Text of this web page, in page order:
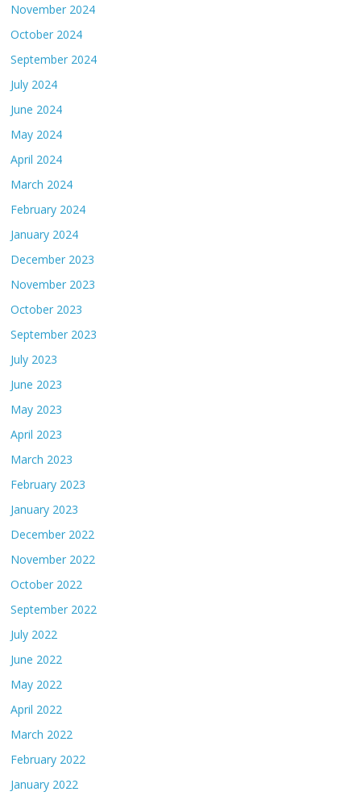
November 2024
October 2024
September 2024
July 2024
June 2024
May 2024
April 2024
March 2024
February 2024
January 2024
December 2023
November 2023
October 2023
September 2023
July 2023
June 2023
May 2023
April 2023
March 2023
February 2023
January 2023
December 2022
November 2022
October 2022
September 2022
July 2022
June 2022
May 2022
April 2022
March 2022
February 2022
January 2022